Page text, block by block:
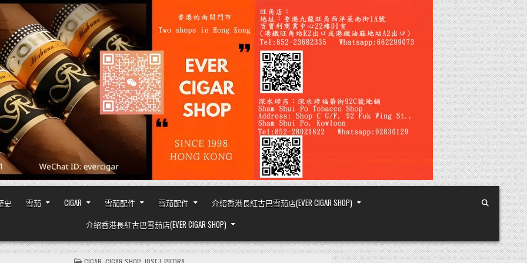
史 雪茄 CIGAR 雪茄配件 雪茄配件
介紹香港長紅古巴雪茄店(EVER CIGAR SHOP)
介紹香港長紅古巴雪茄店(EVER CIGAR SHOP)
POSTED